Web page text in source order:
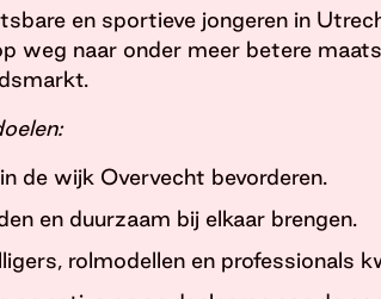
en sportieve jongeren in
weg naar onder meer betere
de wijk Overvecht bevorderen.
en duurzaam bij elkaar brengen.
rolmodellen en professionals